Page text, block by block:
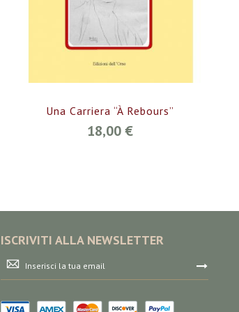
Una Carriera “à Rebours”
18,00 €
ISCRIVITI ALLA NEWSLETTER
Iscriviti
alla
nostra